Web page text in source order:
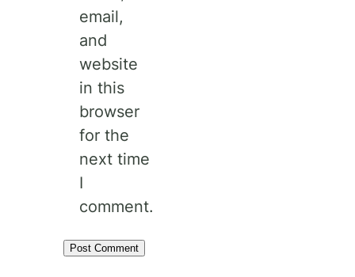
email,
and
website
in this
browser
for the
next time
I
comment.